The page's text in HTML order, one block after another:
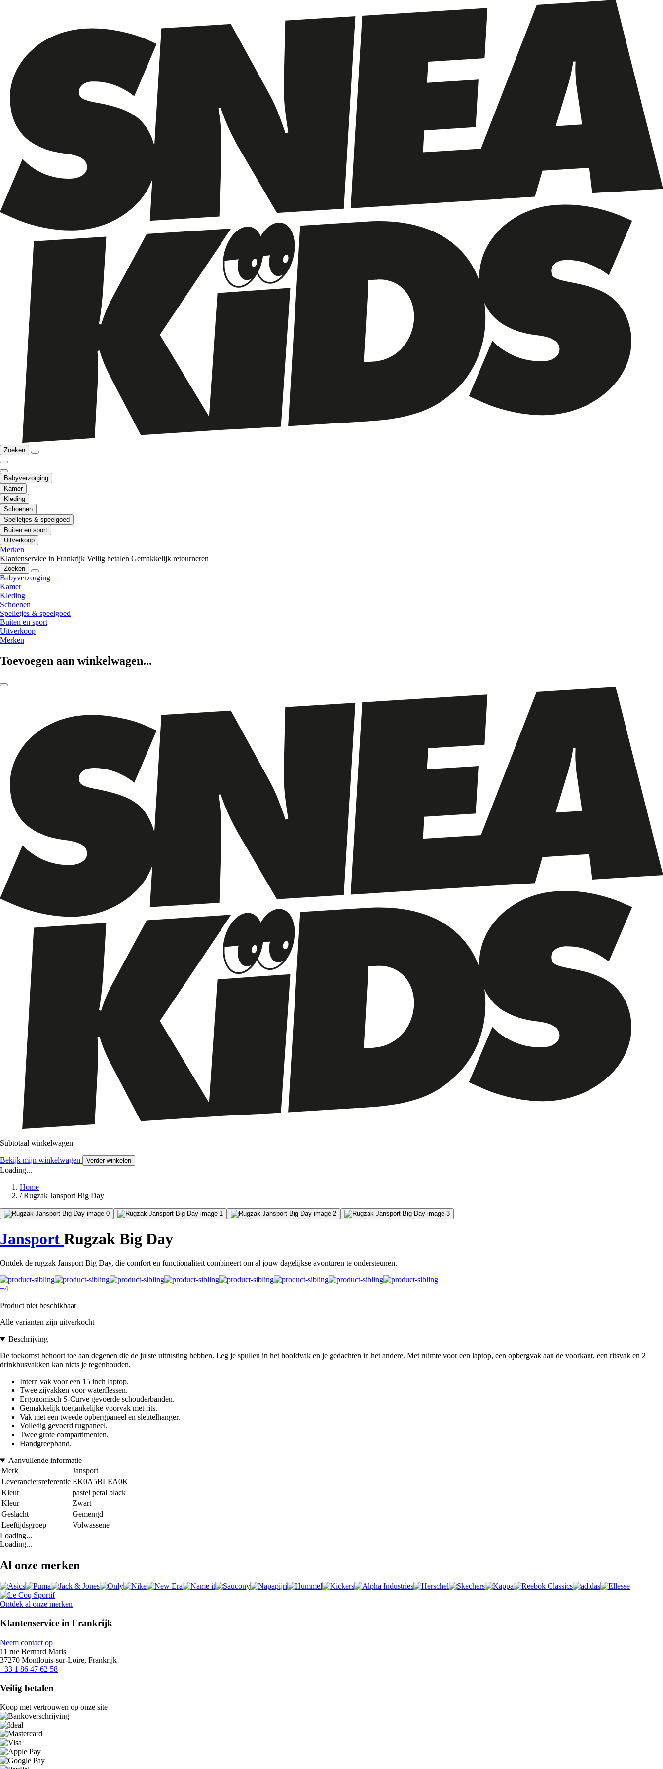
Zoeken
Babyverzorging
Kamer
Kleding
Schoenen
Spelletjes & speelgoed
Buiten en sport
Uitverkoop
Merken
Klantenservice in Frankrijk Veilig betalen Gemakkelijk retourneren
Zoeken
Babyverzorging
Kamer
Kleding
Schoenen
Spelletjes & speelgoed
Buiten en sport
Uitverkoop
Merken
Toevoegen aan winkelwagen...
Subtotaal winkelwagen
Bekijk mijn winkelwagen Verder winkelen
Loading...
Home
/ Rugzak Jansport Big Day
Jansport Rugzak Big Day
Ontdek de rugzak Jansport Big Day, die comfort en functionaliteit combineert om al jouw dagelijkse avonturen te ondersteunen.
+4
Product niet beschikbaar
Alle varianten zijn uitverkocht
Beschrijving
De toekomst behoort toe aan degenen die de juiste uitrusting hebben. Leg je spullen in het hoofdvak en je gedachten in het andere. Met ruimte voor een laptop, een opbergvak aan de voorkant, een ritsvak en 2
drinkbusvakken kan niets je tegenhouden.
Intern vak voor een 15 inch laptop.
Twee zijvakken voor waterflessen.
Ergonomisch S-Curve gevoerde schouderbanden.
Gemakkelijk toegankelijke voorvak met rits.
Vak met een tweede opbergpaneel en sleutelhanger.
Volledig gevoerd rugpaneel.
Twee grote compartimenten.
Handgreepband.
Aanvullende informatie
Merk
Jansport
Leveranciersreferentie EK0A5BLEA0K
Kleur
pastel petal black
Kleur
Zwart
Geslacht
Gemengd
Leeftijdsgroep
Volwassene
Loading...
Loading...
Al onze merken
Ontdek al onze merken
Klantenservice in Frankrijk
Neem contact op
11 rue Bernard Maris
37270 Montlouis-sur-Loire, Frankrijk
+33 1 86 47 62 58
Veilig betalen
Koop met vertrouwen op onze site